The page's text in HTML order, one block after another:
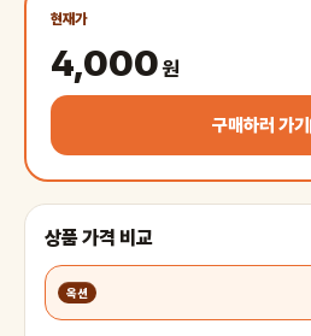
현재가
4,000원
구매하러 가기
상품 가격 비교
옥션